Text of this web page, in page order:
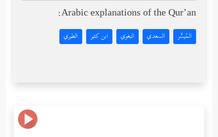
Arabic explanations of the Qur’an:
المُيسَّر السعدي البغوي ابن كثير الطبري